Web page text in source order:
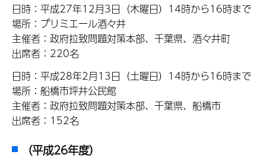
日時：平成27年12月3日（木曜日）14時から16時まで
場所：プリミエール酒々井
主催者：政府拉致問題対策本部、千葉県、酒々井町
出席者：220名
日時：平成28年2月13日（土曜日）14時から16時まで
場所：船橋市坪井公民館
主催者：政府拉致問題対策本部、千葉県、船橋市
出席者：152名
（平成26年度）